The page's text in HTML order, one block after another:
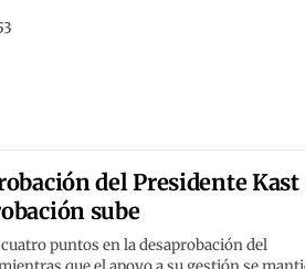
del Presidente Kast
sube
puntos en la desaprobación del